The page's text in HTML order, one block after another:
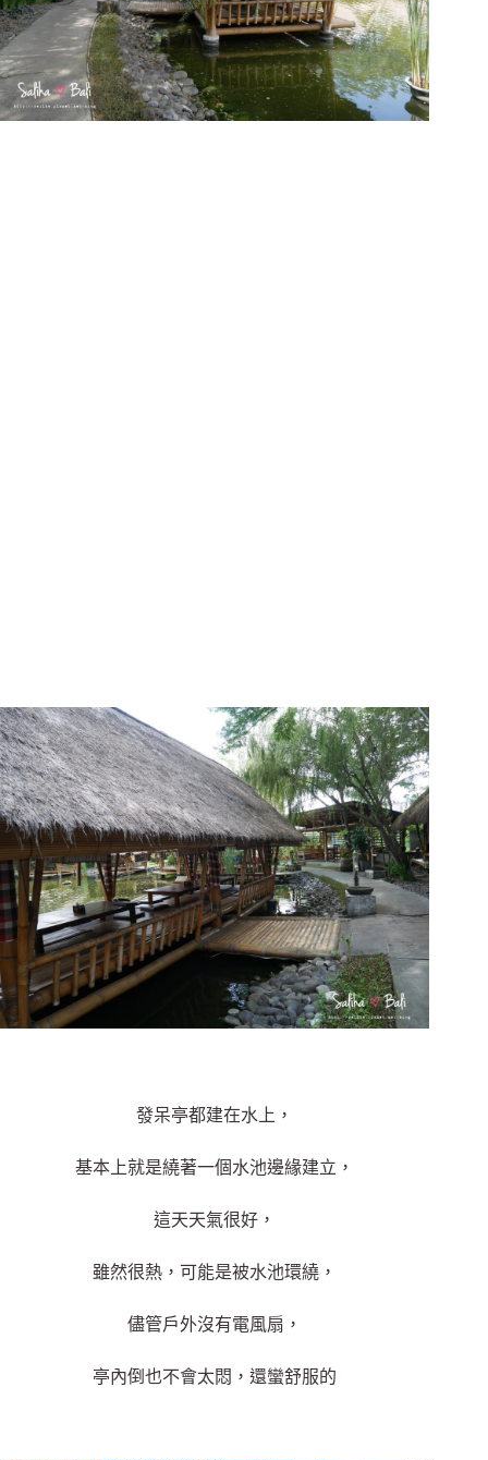
發呆亭都建在水上，
基本上就是繞著一個水池邊緣建立，
這天天氣很好，
雖然很熱，可能是被水池環繞，
儘管戶外沒有電風扇，
亭內倒也不會太悶，還蠻舒服的